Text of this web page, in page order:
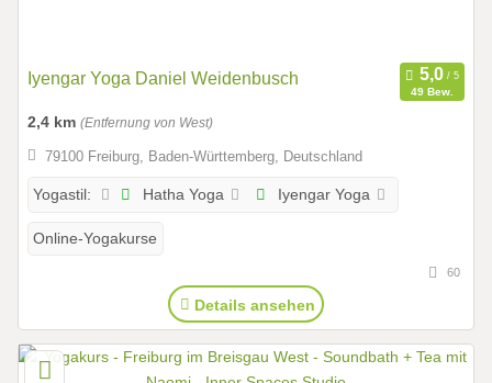
Iyengar Yoga Daniel Weidenbusch
49 Bew.
2,4 km (Entfernung von West)
79100 Freiburg, Baden-Württemberg, Deutschland
Yogastil: Hatha Yoga Iyengar Yoga
Online-Yogakurse
60
Details ansehen